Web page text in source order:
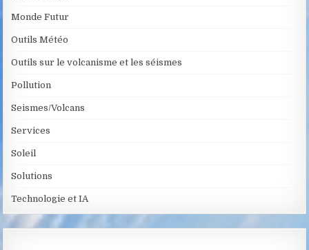
Monde Futur
Outils Météo
Outils sur le volcanisme et les séismes
Pollution
Seismes/Volcans
Services
Soleil
Solutions
Technologie et IA